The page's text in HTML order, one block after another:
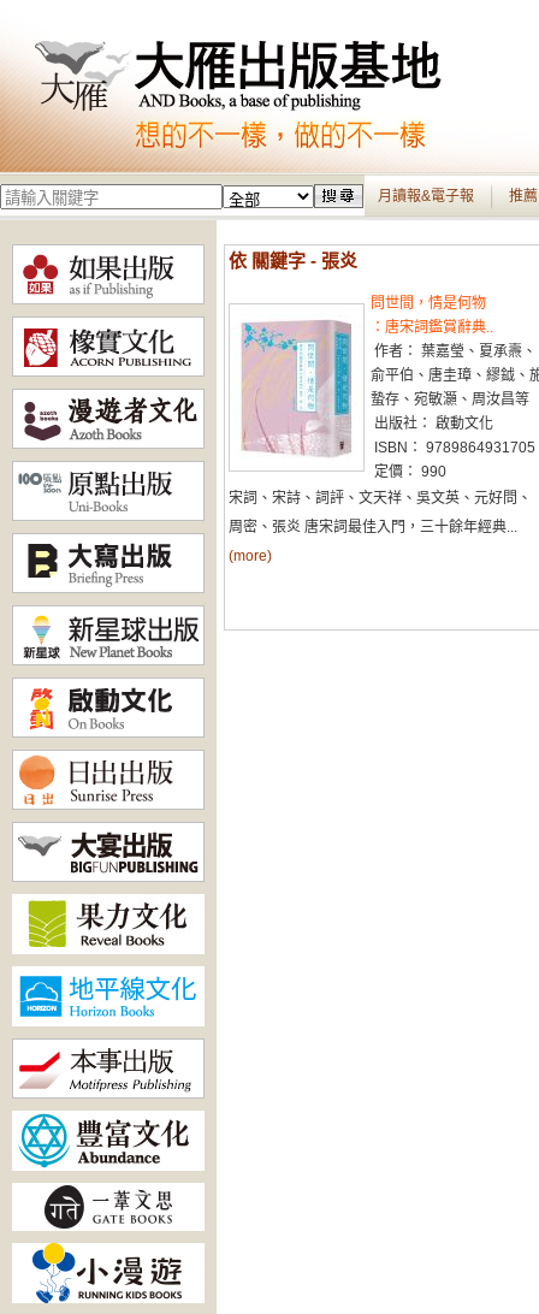
月讀報&電子報 推
依 關鍵字 - 張炎
問世間，情是何物
：唐宋詞鑑賞辭典..
作者： 葉嘉瑩、夏承燾、
俞平伯、唐圭璋、繆鉞、
蟄存、宛敏灝、周汝昌等
出版社： 啟動文化
ISBN： 9789864931705
定價： 990
宋詞、宋詩、詞評、文天祥、吳文英、元好問、
周密、張炎 唐宋詞最佳入門，三十餘年經典...
(more)